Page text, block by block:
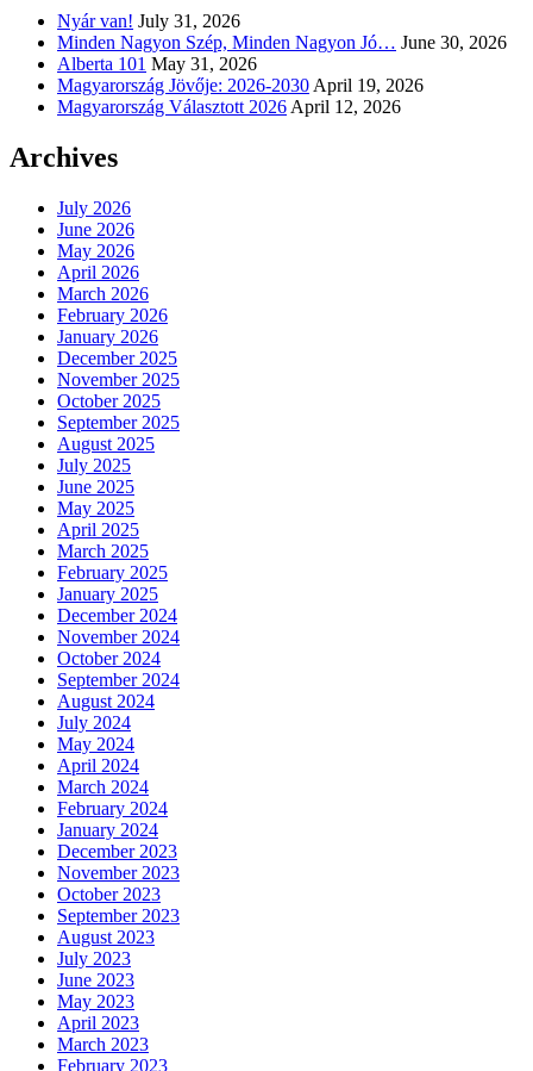
Nyár van! July 31, 2026
Minden Nagyon Szép, Minden Nagyon Jó… June 30, 2026
Alberta 101 May 31, 2026
Magyarország Jövője: 2026-2030 April 19, 2026
Magyarország Választott 2026 April 12, 2026
Archives
July 2026
June 2026
May 2026
April 2026
March 2026
February 2026
January 2026
December 2025
November 2025
October 2025
September 2025
August 2025
July 2025
June 2025
May 2025
April 2025
March 2025
February 2025
January 2025
December 2024
November 2024
October 2024
September 2024
August 2024
July 2024
May 2024
April 2024
March 2024
February 2024
January 2024
December 2023
November 2023
October 2023
September 2023
August 2023
July 2023
June 2023
May 2023
April 2023
March 2023
February 2023